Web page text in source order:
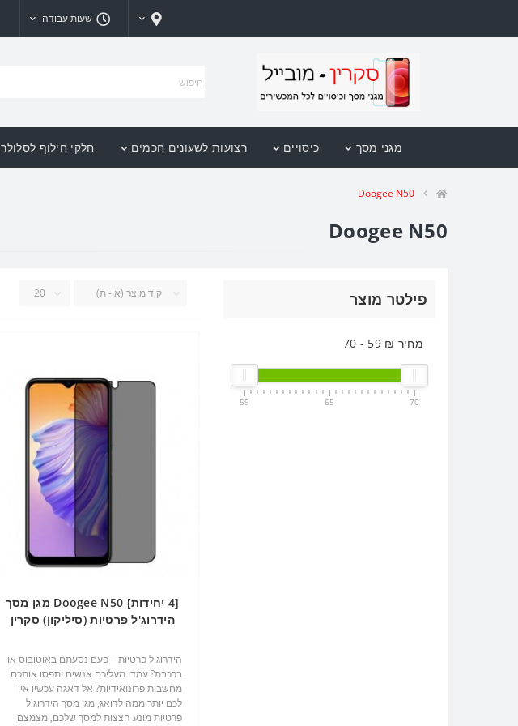
שעות עבודה
מגני מסך כיסויים רצועות לשעונים חכמים חלקי חילוף לסלולר
Doogee N50
Doogee N50
פילטר מוצר
מחיר ₪59
-
70
59 65 70
[4 יחידות] Doogee N50 מגן מסך
הידרוג'ל פרטיות (סיליקון) סקרין
הידרוג'ל פרטיות – פעם נסעתם באוטובוס או
ברכבת? עמדו מעליכם אנשים ותפסו אותכם
מחשבות פרונואידיות? אל דאגה עכשיו אין
לכם יותר ממה לדואג, מגן מסך הידרוג'ל
פרטיות מונע הצצות למסך שלכם, מצמצם